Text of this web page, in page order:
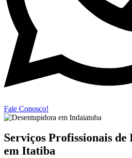
Fale Conosco!
Serviços Profissionais de
em Itatiba